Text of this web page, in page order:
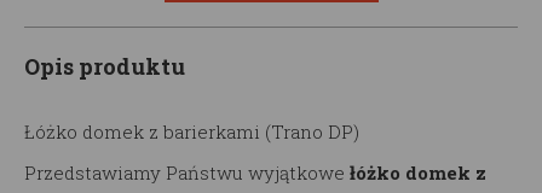
Opis produktu
Łóżko domek z barierkami (Trano DP)
Przedstawiamy Państwu wyjątkowe łóżko domek z